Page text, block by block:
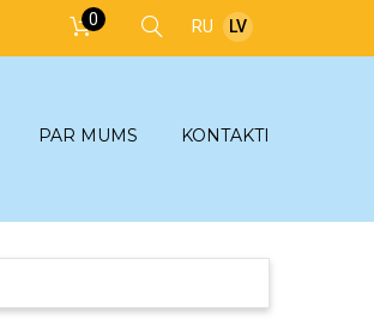
RU LV
0
PAR MUMS KONTAKTI